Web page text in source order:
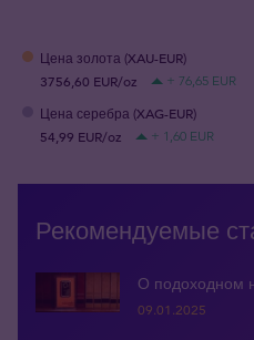
Цена золота (XAU-EUR)
3756,60 EUR/oz
+ 76,65 EUR
Цена серебра (XAG-EUR)
54,99 EUR/oz
+ 1,60 EUR
Рекомендуемые
О подоходном
09.01.2025